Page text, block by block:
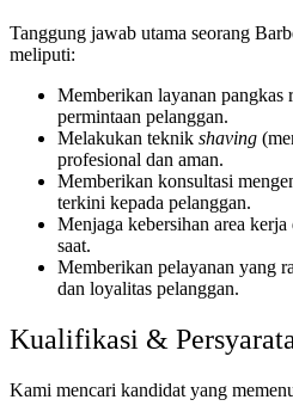
Tanggung jawab utama seorang
meliputi:
Memberikan layanan pangkas
permintaan pelanggan.
Melakukan teknik shaving
profesional dan aman.
Memberikan konsultasi
terkini kepada pelanggan.
Menjaga kebersihan area
saat.
Memberikan pelayanan yang
dan loyalitas pelanggan.
Kualifikasi &
Kami mencari kandidat yang